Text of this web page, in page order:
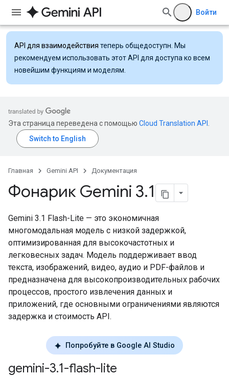
Войти
API для взаимодействия теперь общедоступн. Мы
рекомендуем использовать этот API для доступа ко всем
новейшим функциям и моделям.
Эта страница переведена с помощью Cloud Translation API
Главная Gemini API Документация
Фонарик Gemini 3.1
Gemini 3.1 Flash-Lite — это экономичная
многомодальная модель с низкой задержкой,
оптимизированная для высокочастотных и
легковесных задач. Модель поддерживает ввод
текста, изображений, видео, аудио и PDF-файлов и
предназначена для высокопроизводительных рабочих
процессов, простого извлечения данных и
приложений, где основными ограничениями являются
задержка и стоимость API.
Попробуйте в Google AI Studio
gemini-3.1-flash-lite